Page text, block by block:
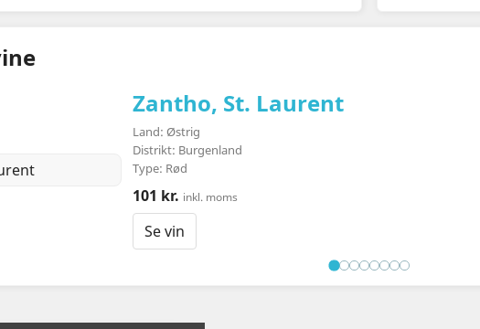
Zantho, St. Laurent
Land: Østrig
Distrikt: Burgenland
Type: Rød
101 kr. inkl. moms
Se vin